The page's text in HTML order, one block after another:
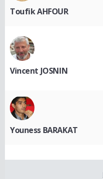
Toufik AHFOUR
Vincent JOSNIN
Youness BARAKAT